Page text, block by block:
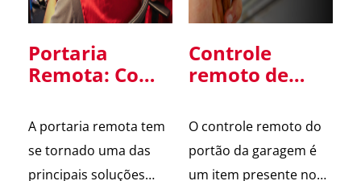
Portaria
Remota: Como
Vantagens e
Cuidados na
Implantação
A portaria remota tem
se tornado uma das
principais soluções
Controle
remoto de
ponto de
atenção para
a segurança
O controle remoto do
portão da garagem é
um item presente no